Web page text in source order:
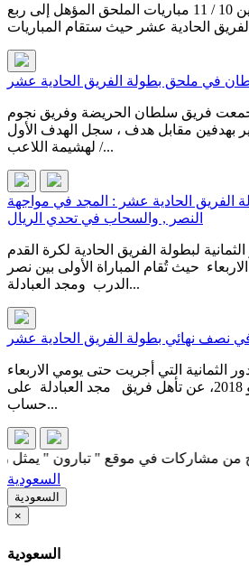
تلعب مساء اليوم الاثنين 10 / 11 مباريات الملحق المؤهل إلى ربع
في ملحق بطولة الفريق الحادية عشر
جمعت فريق سلطان الحريضة وفريق نجوم
بهدفين مقابل هدف ، سجل الهدف الأول
لهشيمة اللاعب /...
دور ال 8 بطولة الفريق الحادية عشر : المجد في مواجهة
النصر , والسحاب في تحدي الريال
لبطولة الفريق الحادية لكرة القدم
حيث تُقام المباراة الأولى بين نصر
الدرب ومجد العبادلة...
في نصف نهائي بطولة الفريق الحادية عشر
الثمانية التي أجريت حتى يومي الاربعاء
والخميس 25-26 يوليو 2018، عن تأهل فريق مجد العبادلة على
حساب...
في موقع " تبارون " يمثل رأي
السعودية
السعودية
×
السعودية